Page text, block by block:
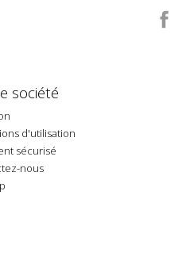
société
d'utilisation
sécurisé
nous